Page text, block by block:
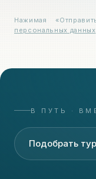
Нажимая
персональных данных
В ПУТЬ ·
Подобрать тур